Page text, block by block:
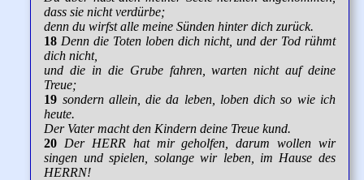
dass sie nicht verdürbe;
denn du wirfst alle meine Sünden hinter dich zurück.
18 Denn die Toten loben dich nicht, und der Tod rühmt
dich nicht,
und die in die Grube fahren, warten nicht auf deine
Treue;
19 sondern allein, die da leben, loben dich so wie ich
heute.
Der Vater macht den Kindern deine Treue kund.
20 Der HERR hat mir geholfen, darum wollen wir
singen und spielen, solange wir leben, im Hause des
HERRN!